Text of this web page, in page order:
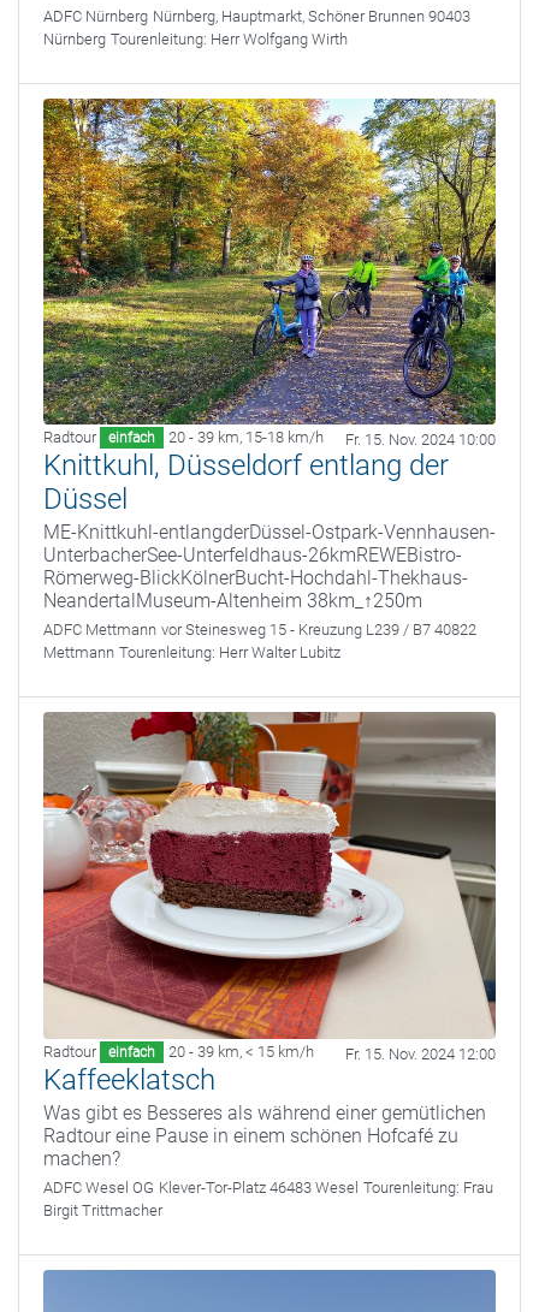
ADFC Nürnberg Nürnberg, Hauptmarkt, Schöner Brunnen 90403
Nürnberg Tourenleitung: Herr Wolfgang Wirth
Radtour einfach 20 - 39 km, 15-18 km/h Fr. 15. Nov. 2024 10:00
Knittkuhl, Düsseldorf entlang der
Düssel
ME-Knittkuhl-entlangderDüssel-Ostpark-Vennhausen-
UnterbacherSee-Unterfeldhaus-26kmREWEBistro-
Römerweg-BlickKölnerBucht-Hochdahl-Thekhaus-
NeandertalMuseum-Altenheim 38km_↑250m
ADFC Mettmann vor Steinesweg 15 - Kreuzung L239 / B7 40822
Mettmann Tourenleitung: Herr Walter Lubitz
Radtour einfach 20 - 39 km, < 15 km/h Fr. 15. Nov. 2024 12:00
Kaffeeklatsch
Was gibt es Besseres als während einer gemütlichen
Radtour eine Pause in einem schönen Hofcafé zu
machen?
ADFC Wesel OG Klever-Tor-Platz 46483 Wesel Tourenleitung: Frau
Birgit Trittmacher